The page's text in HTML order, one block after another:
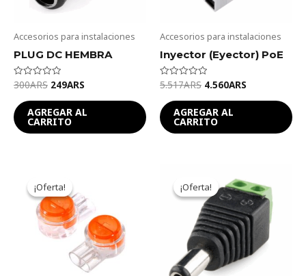
Accesorios para instalaciones
PLUG DC HEMBRA
Valorado
en
de
5
300ARS 249ARS
AGREGAR AL
CARRITO
Accesorios para instalaciones
Inyector (Eyector) PoE
Valorado
en
de
5
5.517ARS 4.560ARS
AGREGAR AL
CARRITO
¡Oferta!
¡Oferta!
was:
145ARS.120ARS.
¡Oferta!
¡Oferta!
was:
289ARS.
price
is:
239ARS.